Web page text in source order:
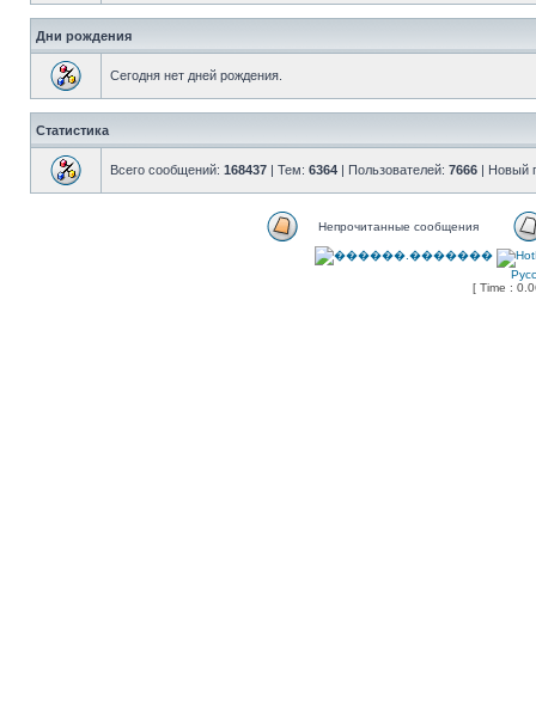
Дни рождения
Сегодня нет дней рождения.
Статистика
Всего сообщений: 168437 | Тем: 6364 | Пользователей: 7666 | Новый
Непрочитанные сообщения
[ Time :